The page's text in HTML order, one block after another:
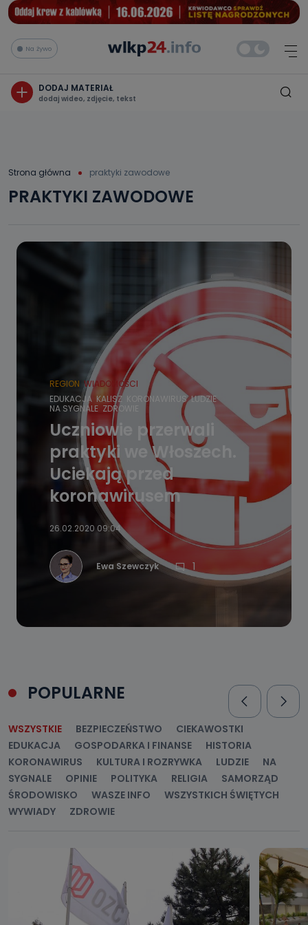
Na żywo
DODAJ MATERIAŁ
dodaj wideo, zdjęcie, tekst
Strona główna praktyki zawodowe
PRAKTYKI ZAWODOWE
REGION WIADOMOŚCI
EDUKACJA KALISZ KORONAWIRUS LUDZIE
NA SYGNALE ZDROWIE
Uczniowie przerwali
praktyki we Włoszech.
Uciekają przed
koronawirusem
26.02.2020 09:04
Ewa Szewczyk 1
POPULARNE
WSZYSTKIE BEZPIECZEŃSTWO
CIEKAWOSTKI
EDUKACJA
GOSPODARKA I FINANSE
HISTORIA
KORONAWIRUS
KULTURA I ROZRYWKA LUDZIE
NA
SYGNALE
OPINIE POLITYKA RELIGIA
SAMORZĄD
ŚRODOWISKO
WASZE INFO
WSZYSTKICH ŚWIĘTYCH
WYWIADY
ZDROWIE